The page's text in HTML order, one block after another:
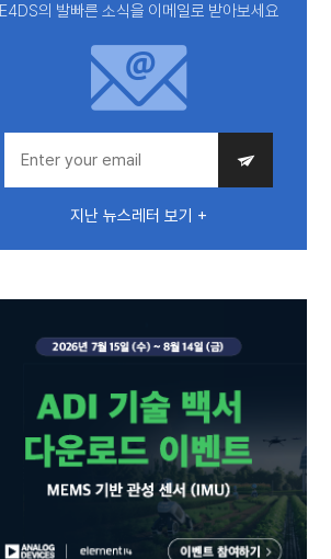
E4DS의 발빠른 소식을 이메일로 받아보세요
지난 뉴스레터 보기 +